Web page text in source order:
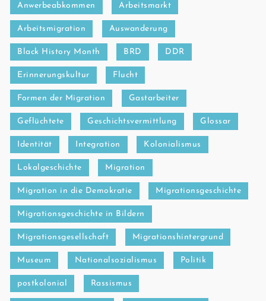
Anwerbeabkommen Arbeitsmarkt
Arbeitsmigration Auswanderung
Black History Month BRD DDR
Erinnerungskultur Flucht
Formen der Migration Gastarbeiter
Geflüchtete Geschichtsvermittlung Glossar
Identität Integration Kolonialismus
Lokalgeschichte Migration
Migration in die Demokratie Migrationsgeschichte
Migrationsgeschichte in Bildern
Migrationsgesellschaft Migrationshintergrund
Museum Nationalsozialismus Politik
postkolonial Rassismus